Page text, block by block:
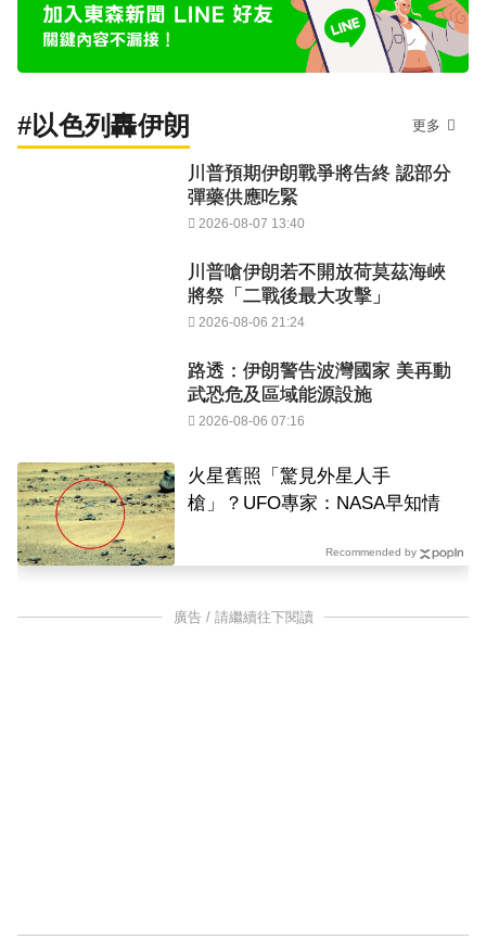
#以色列轟伊朗 更多
川普預期伊朗戰爭將告終 認部分
彈藥供應吃緊
2026-08-07 13:40
川普嗆伊朗若不開放荷莫茲海峽
將祭「二戰後最大攻擊」
2026-08-06 21:24
路透：伊朗警告波灣國家 美再動
武恐危及區域能源設施
2026-08-06 07:16
火星舊照「驚見外星人手
槍」？UFO專家：NASA早知情
Recommended by
廣告 / 請繼續往下閱讀